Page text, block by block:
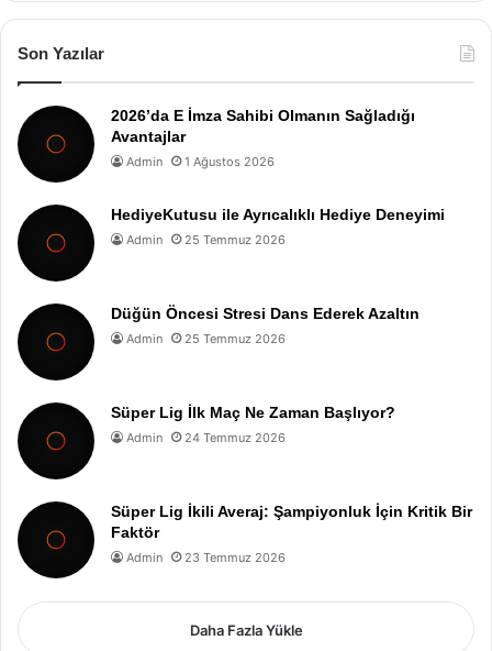
Son Yazılar
2026’da E İmza Sahibi Olmanın Sağladığı
Avantajlar
Admin 1 Ağustos 2026
HediyeKutusu ile Ayrıcalıklı Hediye Deneyimi
Admin 25 Temmuz 2026
Düğün Öncesi Stresi Dans Ederek Azaltın
Admin 25 Temmuz 2026
Süper Lig İlk Maç Ne Zaman Başlıyor?
Admin 24 Temmuz 2026
Süper Lig İkili Averaj: Şampiyonluk İçin Kritik Bir
Faktör
Admin 23 Temmuz 2026
Daha Fazla Yükle